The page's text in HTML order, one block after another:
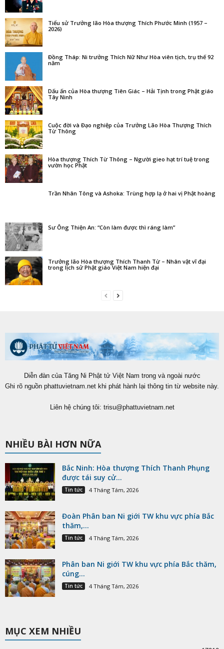
Tiểu sử Trưởng lão Hòa thượng Thích Phước Minh (1957 –
2026)
Đồng Tháp: Ni trưởng Thích Nữ Như Hòa viên tịch, trụ thế 92
năm
Dấu ấn của Hòa thượng Tiên Giác – Hải Tịnh trong Phật giáo
Tây Ninh
Cuộc đời và Đạo nghiệp của Trưởng Lão Hòa Thượng Thích
Từ Thông
Hòa thượng Thích Từ Thông – Người gieo hạt trí tuệ trong
vườn học Phật
Trần Nhân Tông và Ashoka: Trùng hợp lạ ở hai vị Phật hoàng
Sư Ông Thiện An: “Còn làm được thì ráng làm”
Trưởng lão Hòa thượng Thích Thanh Từ – Nhân vật vĩ đại
trong lịch sử Phật giáo Việt Nam hiện đại
Diễn đàn của Tăng Ni Phật tử Việt Nam trong và ngoài nước
Ghi rõ nguồn phattuvietnam.net khi phát hành lại thông tin từ website này.
Liên hệ chúng tôi: trisu@phattuvietnam.net
NHIỀU BÀI HƠN NỮA
Bắc Ninh: Hòa thượng Thích Thanh Phụng
được tái suy cử...
Tin tức 4 Tháng Tám, 2026
Đoàn Phân ban Ni giới TW khu vực phía Bắc
thăm,...
Tin tức 4 Tháng Tám, 2026
Phân ban Ni giới TW khu vực phía Bắc thăm,
cúng...
Tin tức 4 Tháng Tám, 2026
MỤC XEM NHIỀU